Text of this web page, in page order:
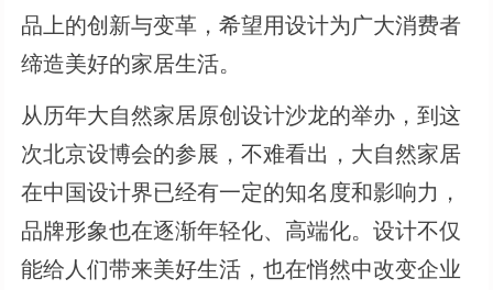
品上的创新与变革，希望用设计为广大消费者
缔造美好的家居生活。
从历年大自然家居原创设计沙龙的举办，到这
次北京设博会的参展，不难看出，大自然家居
在中国设计界已经有一定的知名度和影响力，
品牌形象也在逐渐年轻化、高端化。设计不仅
能给人们带来美好生活，也在悄然中改变企业